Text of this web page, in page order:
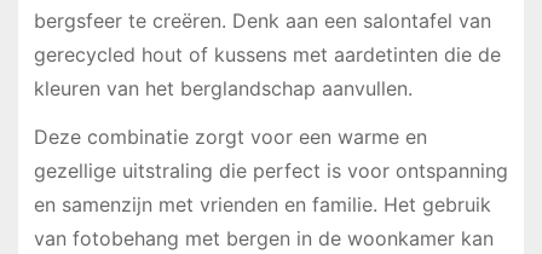
bergsfeer te creëren. Denk aan een salontafel van
gerecycled hout of kussens met aardetinten die de
kleuren van het berglandschap aanvullen.
Deze combinatie zorgt voor een warme en
gezellige uitstraling die perfect is voor ontspanning
en samenzijn met vrienden en familie. Het gebruik
van fotobehang met bergen in de woonkamer kan